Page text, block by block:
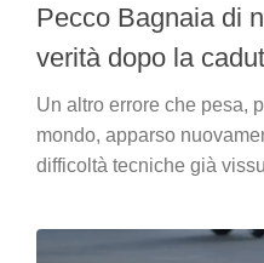
Pecco Bagnaia di
verità dopo la
Un altro errore che pesa,
mondo, apparso
difficoltà tecniche già